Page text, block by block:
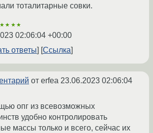
тоталитарные совки.
02:06:04 +00:00
ответы
Ссылка
от erfea 23.06.2023 02:06:04
опг из всевозможных
удобно контролировать
массы только и всего, сейчас их